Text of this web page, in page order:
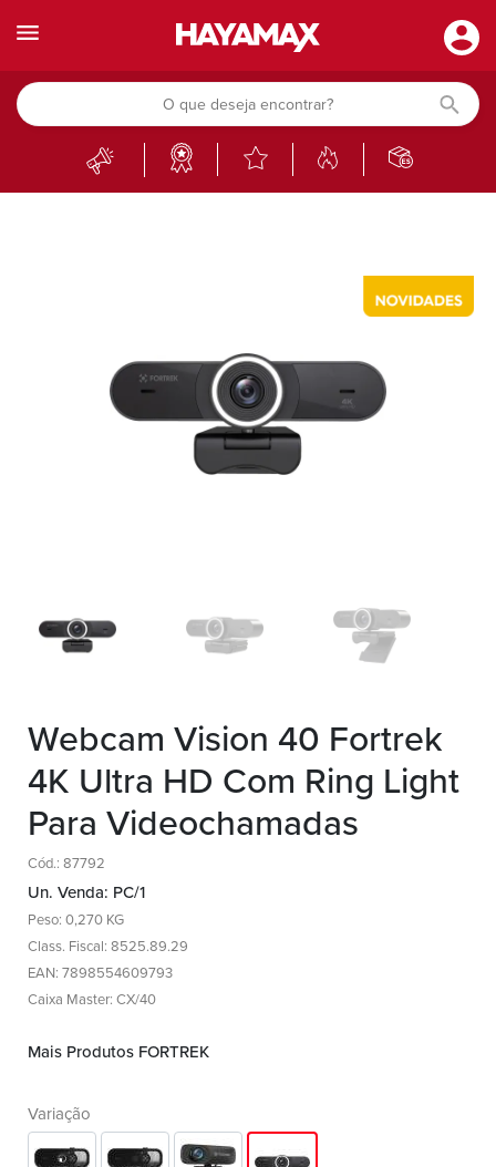
Webcam Vision 40 Fortrek
4K Ultra HD Com Ring Light
Para Videochamadas
Cód.: 87792
Un. Venda: PC/1
Peso: 0,270 KG
Class. Fiscal: 8525.89.29
EAN: 7898554609793
Caixa Master: CX/40
Mais Produtos FORTREK
Variação